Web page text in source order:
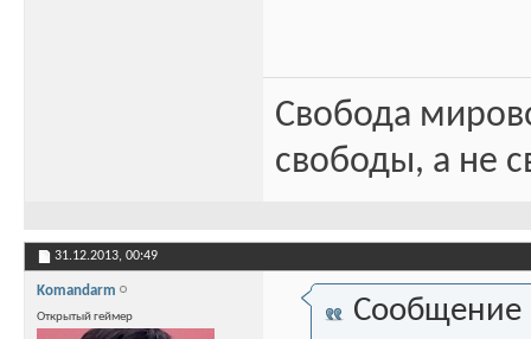
Свобода
свободы, а не
31.12.2013, 00:49
Komandarm
Открытый геймер Сообщение